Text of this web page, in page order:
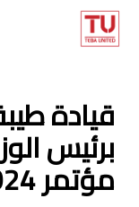
Skip
قيادة
برئيس
مؤتمر IMCE 2024